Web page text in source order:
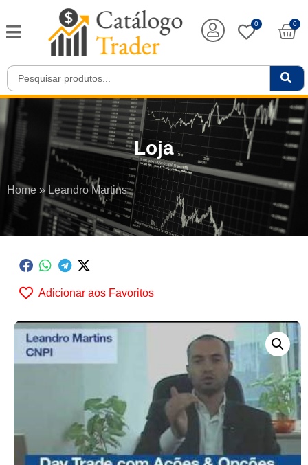
0 0
Loja
Home » Leandro Martins
Adicionar aos Favoritos